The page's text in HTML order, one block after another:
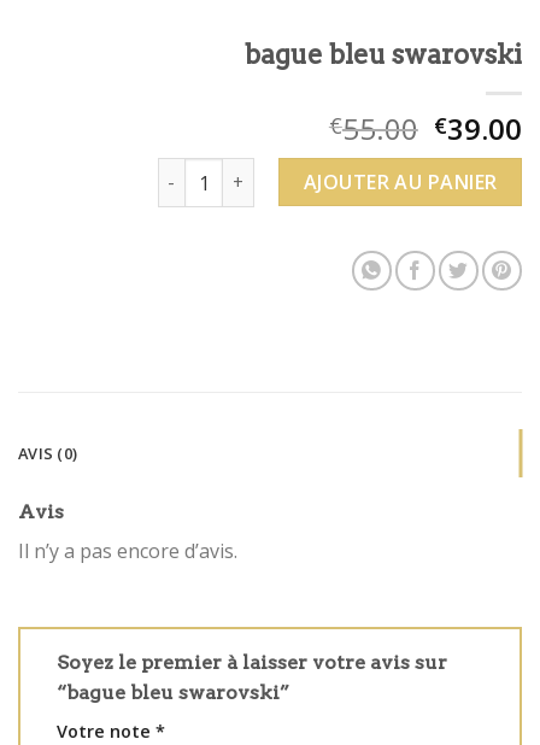
bague bleu swarovski
€55.00 €39.00
quantité de bague bleu swarovski
AJOUTER AU PANIER
AVIS (0)
Avis
Il n’y a pas encore d’avis.
Soyez le premier à laisser votre avis sur
“bague bleu swarovski”
Votre note *